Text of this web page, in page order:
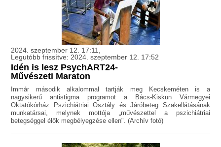
2024. szeptember 12. 17:11,
Legutóbb frissítve: 2024. szeptember 12. 17:52
Idén is lesz PsychART24-
Művészeti Maraton
Immár második alkalommal tartják meg Kecskeméten is a
nagysikerű antistigma programot a Bács-Kiskun Vármegyei
Oktatókórház Pszichiátriai Osztály és Járóbeteg Szakellátásának
munkatársai, melynek mottója „művészettel a pszichiátriai
betegséggel élők megbélyegzése ellen". (Archív fotó)